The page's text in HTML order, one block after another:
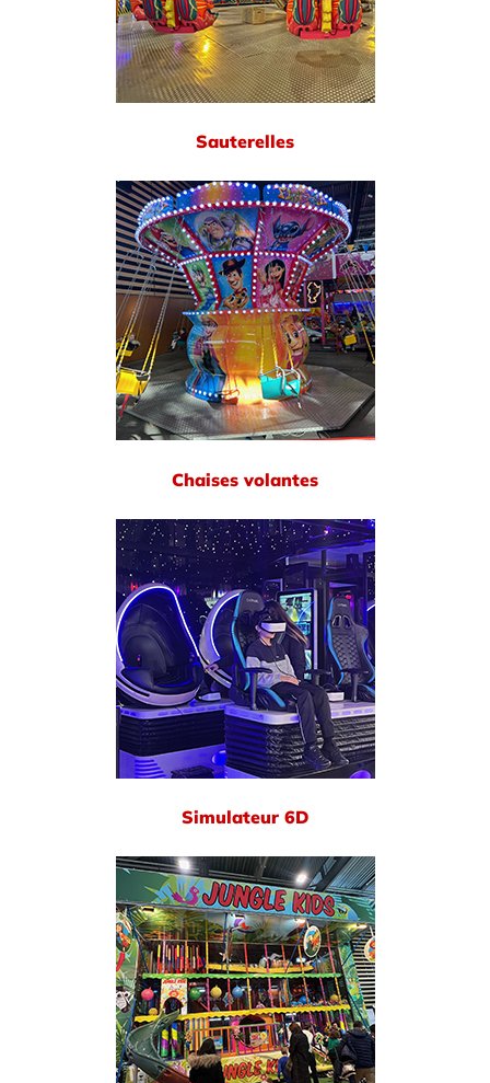
Sauterelles
Chaises volantes
Simulateur 6D